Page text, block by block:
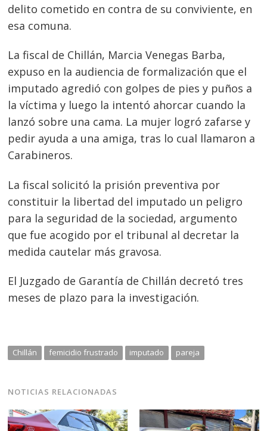
delito cometido en contra de su conviviente, en
esa comuna.
La fiscal de Chillán, Marcia Venegas Barba,
expuso en la audiencia de formalización que el
imputado agredió con golpes de pies y puños a
la víctima y luego la intentó ahorcar cuando la
lanzó sobre una cama. La mujer logró zafarse y
pedir ayuda a una amiga, tras lo cual llamaron a
Carabineros.
La fiscal solicitó la prisión preventiva por
constituir la libertad del imputado un peligro
para la seguridad de la sociedad, argumento
que fue acogido por el tribunal al decretar la
medida cautelar más gravosa.
El Juzgado de Garantía de Chillán decretó tres
meses de plazo para la investigación.
Chillán femicidio frustrado imputado pareja
NOTICIAS RELACIONADAS
Navegación
de
entradas